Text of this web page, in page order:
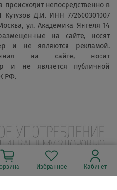
происходит непосредственно в
Д.И. ИНН 772600301007
ул. Академика Янгеля 14
на сайте, носят
и не являются рекламой.
на сайте, носит
и не является публичной
РФ.
Избранное Кабинет